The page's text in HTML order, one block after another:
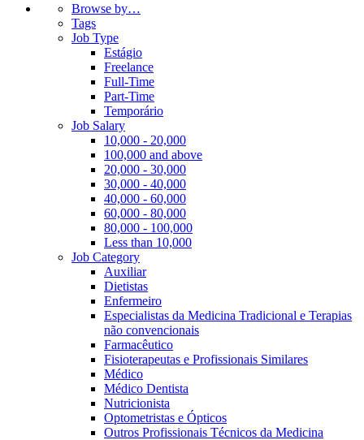
Browse by…
Tags
Job Type
Estágio
Freelance
Full-Time
Part-Time
Temporário
Job Salary
10,000 - 20,000
100,000 and above
20,000 - 30,000
30,000 - 40,000
40,000 - 60,000
60,000 - 80,000
80,000 - 100,000
Less than 10,000
Job Category
Auxiliar
Dietistas
Enfermeiro
Especialistas da Medicina Tradicional e Terapias
não convencionais
Farmacêutico
Fisioterapeutas e Profissionais Similares
Médico
Médico Dentista
Nutricionista
Optometristas e Ópticos
Outros Profissionais Técnicos da Medicina